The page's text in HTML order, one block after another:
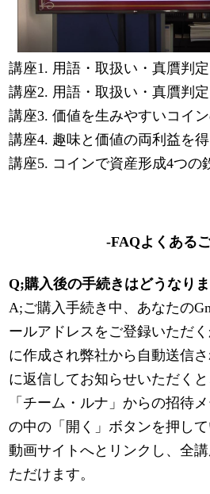
講座1. 用語・取扱い・真贋判
講座2. 用語・取扱い・真贋判
講座3. 価値を生みやすいコイ
講座4. 趣味と価値の両利益を
講座5. コインで資産形成4つの
-FAQよくある
Q;購入後の手続きはどうなりま
A;ご購入手続き中、あなたの
ールアドレスをご登録いただ
に作成され弊社から自動送信
に返信してお知らせいただく
「チーム・ルナ」からの招待
の中の「開く」ボタンを押し
動画サイトへとリンクし、全
ただけます。